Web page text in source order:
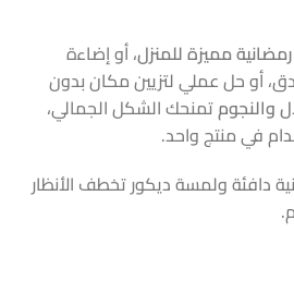
رمضانية مميزة للمنزل، أو إضاءة
أو حل عملي لتزيين مكان بدون
والنجومتمنحك الشكل الجمالي،
في منتج واحد.
دافئة ولمسة ديكور تخطف الأنظار